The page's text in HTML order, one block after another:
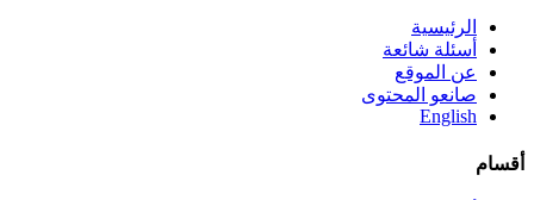
الرئيسية
أسئلة شائعة
عن الموقع
صانعو المحتوى
English
أقسام